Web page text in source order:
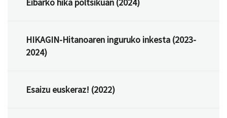
HIKAGIN-Hitanoaren inguruko inkesta (2023-
2024)
Esaizu euskeraz! (2022)